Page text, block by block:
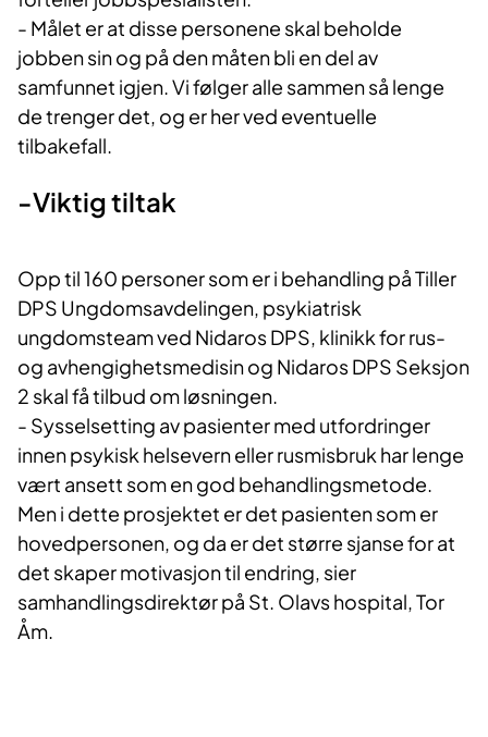
- Målet er at disse personene skal beholde
jobben sin og på den måten bli en del av
samfunnet igjen. Vi følger alle sammen så lenge
de trenger det, og er her ved eventuelle
tilbakefall.
-Viktig tiltak
Opp til 160 personer som er i behandling på Tiller
DPS Ungdomsavdelingen, psykiatrisk
ungdomsteam ved Nidaros DPS, klinikk for rus-
og avhengighetsmedisin og Nidaros DPS Seksjon
2 skal få tilbud om løsningen.
- Sysselsetting av pasienter med utfordringer
innen psykisk helsevern eller rusmisbruk har lenge
vært ansett som en god behandlingsmetode.
Men i dette prosjektet er det pasienten som er
hovedpersonen, og da er det større sjanse for at
det skaper motivasjon til endring, sier
samhandlingsdirektør på St. Olavs hospital, Tor
Åm.